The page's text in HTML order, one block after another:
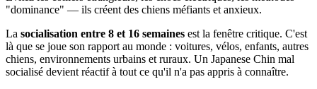
"dominance" — ils créent des chiens méfiants et anxieux.
La socialisation entre 8 et 16 semaines est la fenêtre critique. C'est
là que se joue son rapport au monde : voitures, vélos, enfants, autres
chiens, environnements urbains et ruraux. Un Japanese Chin mal
socialisé devient réactif à tout ce qu'il n'a pas appris à connaître.